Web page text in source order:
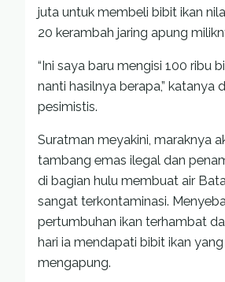
juta untuk membeli bibit ikan
20 kerambah jaring apung
“Ini saya baru mengisi 100 ribu
nanti hasilnya berapa,” katanya
pesimistis.
Suratman meyakini, maraknya
tambang emas ilegal dan
di bagian hulu membuat air
sangat terkontaminasi.
pertumbuhan ikan terhambat
hari ia mendapati bibit ikan
mengapung.